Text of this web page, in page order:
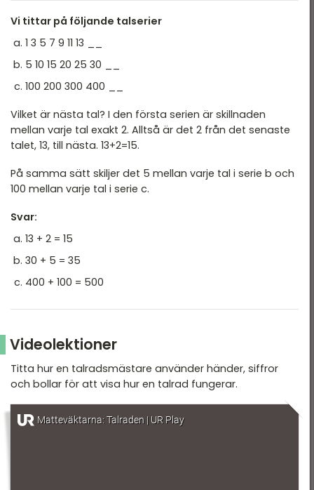
Vi tittar på följande talserier
1 3 5 7 9 11 13 __
5 10 15 20 25 30 __
100 200 300 400 __
Vilket är nästa tal? I den första serien är skillnaden
mellan varje tal exakt 2. Alltså är det 2 från det senaste
talet, 13, till nästa. 13+2=15.
På samma sätt skiljer det 5 mellan varje tal i serie b och
100 mellan varje tal i serie c.
Svar:
13 + 2 = 15
30 + 5 = 35
400 + 100 = 500
Videolektioner
Titta hur en talradsmästare använder händer, siffror
och bollar för att visa hur en talrad fungerar.